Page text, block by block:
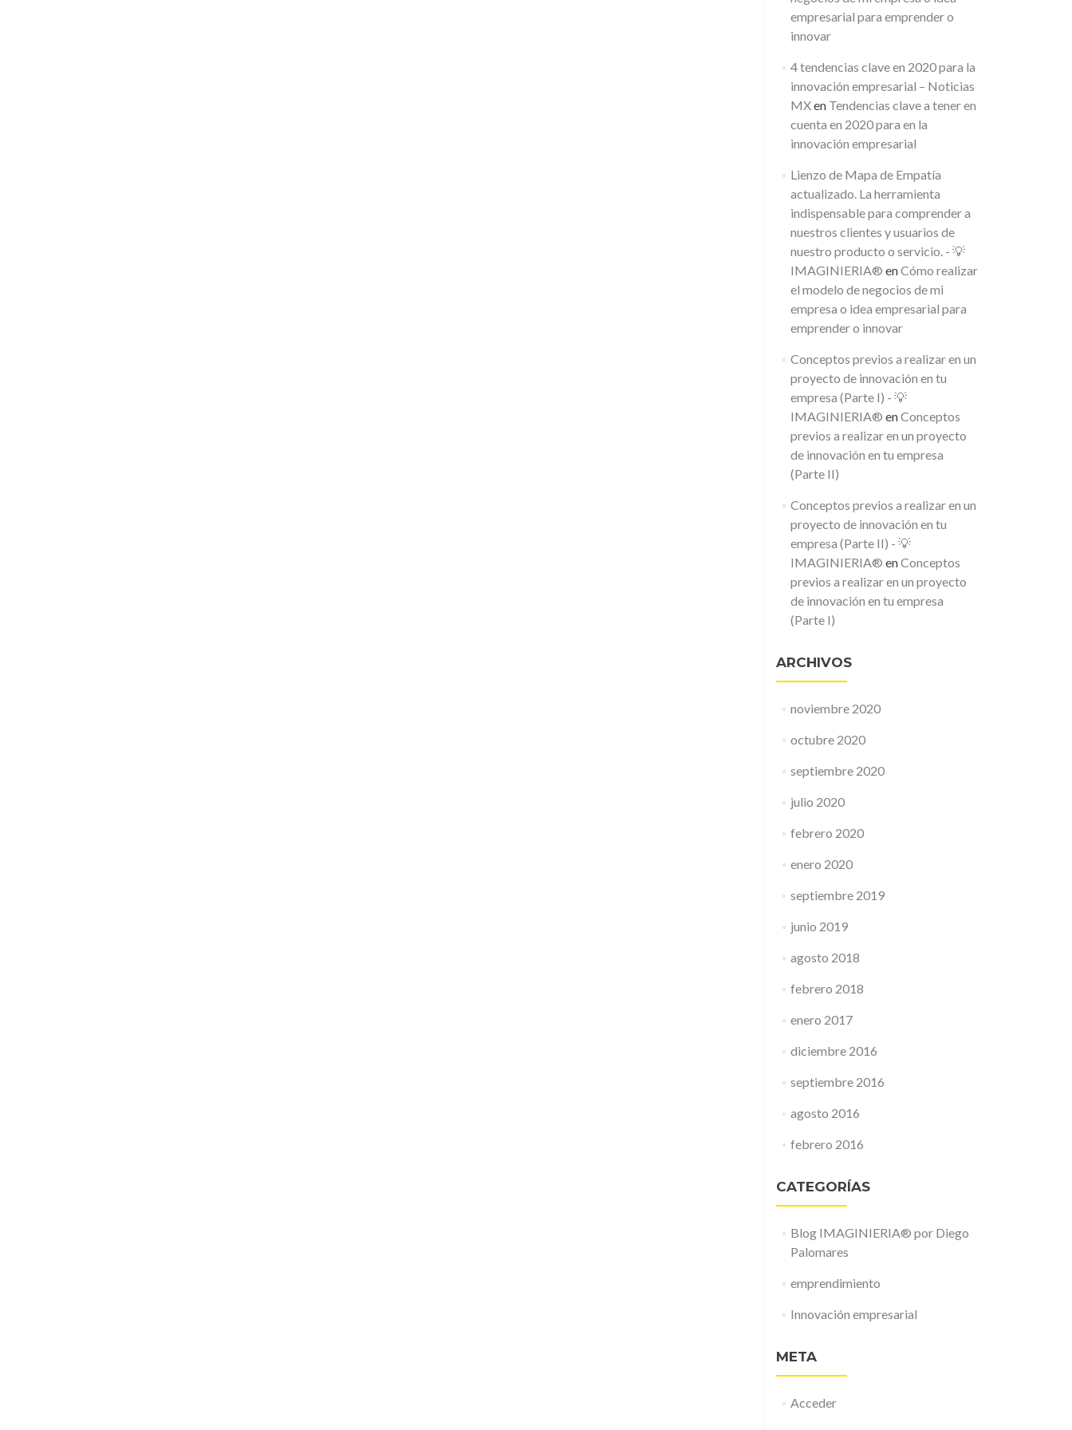
empresarial para emprender o
innovar
4 tendencias clave en 2020 para la
innovación empresarial – Noticias
MXen Tendencias clave a tener en
cuenta en 2020 para en la
innovación empresarial
Lienzo de Mapa de Empatía
actualizado. La herramienta
indispensable para comprender a
nuestros clientes y usuarios de
nuestro producto o servicio. - 💡
IMAGINIERIA® enCómo realizar
el modelo de negocios de mi
empresa o idea empresarial para
emprender o innovar
Conceptos previos a realizar en un
proyecto de innovación en tu
empresa (Parte I) - 💡
IMAGINIERIA® enConceptos
previos a realizar en un proyecto
de innovación en tu empresa
(Parte II)
Conceptos previos a realizar en un
proyecto de innovación en tu
empresa (Parte II) - 💡
IMAGINIERIA® enConceptos
previos a realizar en un proyecto
de innovación en tu empresa
(Parte I)
ARCHIVOS
noviembre 2020
octubre 2020
septiembre 2020
julio 2020
febrero 2020
enero 2020
septiembre 2019
junio 2019
agosto 2018
febrero 2018
enero 2017
diciembre 2016
septiembre 2016
agosto 2016
febrero 2016
CATEGORÍAS
Blog IMAGINIERIA® por Diego
Palomares
emprendimiento
Innovación empresarial
META
Acceder